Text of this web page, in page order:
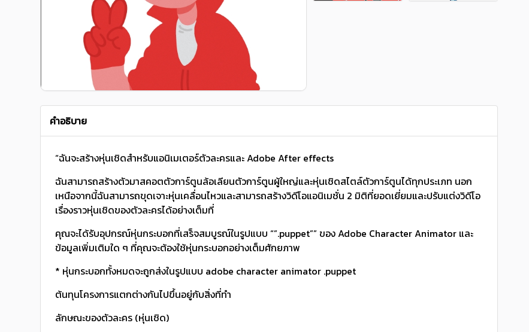
คำอธิบาย
“ฉันจะสร้างหุ่นเชิดสําหรับแอนิเมเตอร์ตัวละครและ Adobe After effects
ฉันสามารถสร้างตัวมาสคอตตัวการ์ตูนล้อเลียนตัวการ์ตูนผู้ใหญ่และหุ่นเชิดสไตล์ตัวการ์ตูนได้ทุกประเภท นอก
เหนือจากนี้ฉันสามารถขุดเจาะหุ่นเคลื่อนไหวและสามารถสร้างวิดีโอแอนิเมชั่น 2 มิติที่ยอดเยี่ยมและปรับแต่งวิดีโอ
เรื่องราวหุ่นเชิดของตัวละครได้อย่างเต็มที่
คุณจะได้รับอุปกรณ์หุ่นกระบอกที่เสร็จสมบูรณ์ในรูปแบบ “”.puppet”” ของ Adobe Character Animator และ
ข้อมูลเพิ่มเติมใด ๆ ที่คุณจะต้องใช้หุ่นกระบอกอย่างเต็มศักยภาพ
* หุ่นกระบอกทั้งหมดจะถูกส่งในรูปแบบ adobe character animator .puppet
ต้นทุนโครงการแตกต่างกันไปขึ้นอยู่กับสิ่งที่ทํา
ลักษณะของตัวละคร (หุ่นเชิด)